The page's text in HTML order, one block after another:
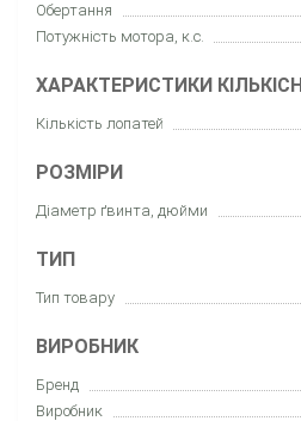
Обертання
Потужність мотора, к.с.
ХАРАКТЕРИСТИКИ КІЛЬКІСНІ
Кількість лопатей
РОЗМІРИ
Діаметр ґвинта, дюйми
ТИП
Тип товару
ВИРОБНИК
Бренд
Виробник